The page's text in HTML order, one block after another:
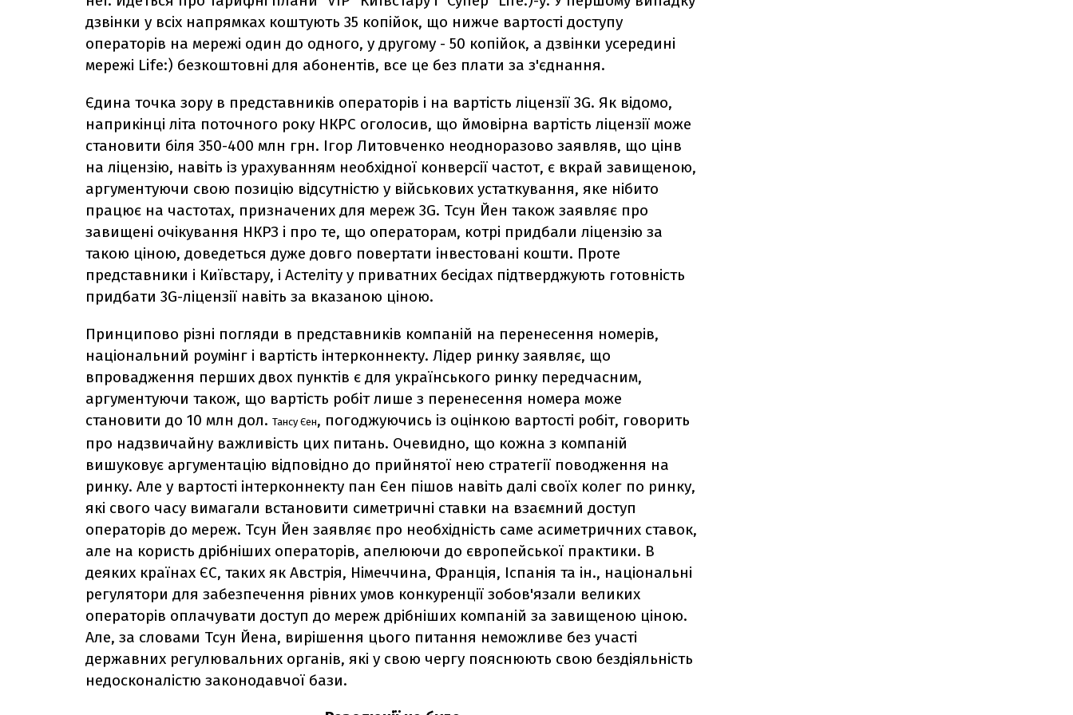
дзвінки у всіх напрямках коштують 35 копійок, що нижче вартості доступу
операторів на мережі один до одного, у другому - 50 копійок, а дзвінки усередині
мережі Life:) безкоштовні для абонентів, все це без плати за з'єднання.
Єдина точка зору в представників операторів і на вартість ліцензії 3G. Як відомо,
наприкінці літа поточного року НКРС оголосив, що ймовірна вартість ліцензії може
становити біля 350-400 млн грн. Ігор Литовченко неодноразово заявляв, що цінв
на ліцензію, навіть із урахуванням необхідної конверсії частот, є вкрай завищеною,
аргументуючи свою позицію відсутністю у військових устаткування, яке нібито
працює на частотах, призначених для мереж 3G. Тсун Йен також заявляє про
завищені очікування НКРЗ і про те, що операторам, котрі придбали ліцензію за
такою ціною, доведеться дуже довго повертати інвестовані кошти. Проте
представники і Київстару, і Астеліту у приватних бесідах підтверджують готовність
придбати 3G-ліцензії навіть за вказаною ціною.
Принципово різні погляди в представників компаній на перенесення номерів,
національний роумінг і вартість інтерконнекту. Лідер ринку заявляє, що
впровадження перших двох пунктів є для українського ринку передчасним,
аргументуючи також, що вартість робіт лише з перенесення номера може
становити до 10 млн дол. Тансу Єен, погоджуючись із оцінкою вартості робіт, говорить
про надзвичайну важливість цих питань. Очевидно, що кожна з компаній
вишуковує аргументацію відповідно до прийнятої нею стратегії поводження на
ринку. Але у вартості інтерконнекту пан Єен пішов навіть далі своїх колег по ринку,
які свого часу вимагали встановити симетричні ставки на взаємний доступ
операторів до мереж. Тсун Йен заявляє про необхідність саме асиметричних ставок,
але на користь дрібніших операторів, апелюючи до європейської практики. В
деяких країнах ЄС, таких як Австрія, Німеччина, Франція, Іспанія та ін., національні
регулятори для забезпечення рівних умов конкуренції зобов'язали великих
операторів оплачувати доступ до мереж дрібніших компаній за завищеною ціною.
Але, за словами Тсун Йена, вирішення цього питання неможливе без участі
державних регулювальних органів, які у свою чергу пояснюють свою бездіяльність
недосконалістю законодавчої бази.